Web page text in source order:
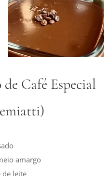
Café Especial
amargo
de leite